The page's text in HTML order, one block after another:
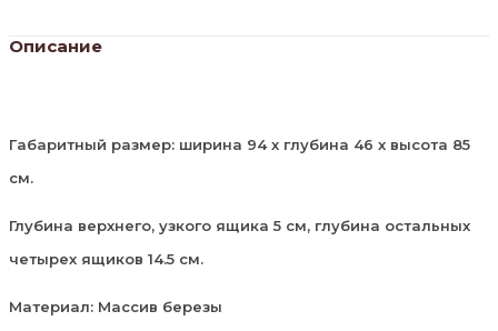
Описание
Габаритный размер: ширина 94 х глубина 46 х высота 85
см.
Глубина верхнего, узкого ящика 5 см, глубина остальных
четырех ящиков 14.5 см.
Материал: Массив березы